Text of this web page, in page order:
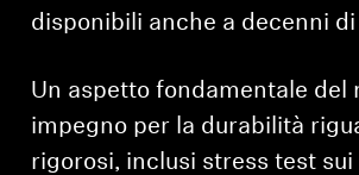
disponibili anche a decenni
Un aspetto fondamentale del
impegno per la durabilità
rigorosi, inclusi stress test sui